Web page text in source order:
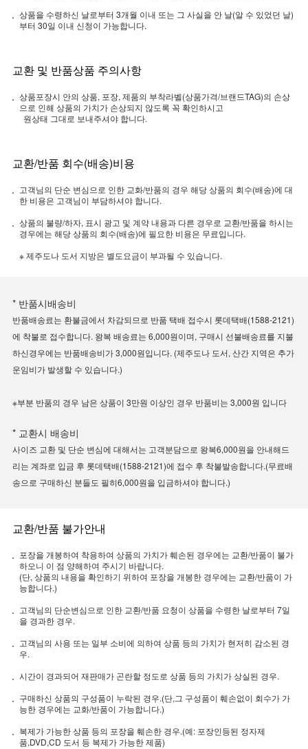
상품을 수령하신 날로부터 3개월 이내 또는 그 사실을 안 날(알 수 있었던 날)
부터 30일 이내 신청이 가능합니다.
교환 및 반품상품 주의사항
상품포장시 안의 상품, 포장, 제품의 부착라벨(상품가격/브랜드TAG)의 손상
으로 인해 상품의 가치가 손상되지 않도록 꼭 확인하시고
원상태 그대로 보내주셔야 합니다.
교환/반품 회수(배송)비용
고객님의 단순 변심으로 인한 교화/반품의 경우 해당 상품의 회수(배송)에 대
한 비용은 고객님이 부담하셔야 합니다.
상품의 불량/하자, 표시 광고 및 계약 내용과 다른 경우로 교환/반품을 하시는
경우에는 해당 상품의 회수(배송)에 필요한 비용은 무료입니다.
※ 제주도나 도서 지방은 별도요금이 부과될 수 있습니다.
* 반품시배송비
반품배송료는 환불금에서 차감되므로 반품 택배 접수시 롯데택배(1588-2121)
에 착불로 접수합니다. 왕복 배송료는 6,000원이며, 구매시 선불배송료를 지불
하신경우에는 반품배송비가 3,000원입니다. (제주도나 도서, 산간 지역은 추가
운임비가 발생할 수 있습니다.)
※부분 반품의 경우 남은 상품이 3만원 이상인 경우 반품비는 3,000원 입니다
* 교환시 배송비
사이즈 교환 및 단순 변심에 대해서는 고객분담으로 왕복6,000원을 안내해드
리는 계좌로 입금 후 롯데택배(1588-2121)에 접수 후 착불발송합니다.(무료배
송으로 구매하신 분들도 필히6,000원을 입금하셔야 합니다.)
교환/반품 불가안내
포장을 개봉하여 착용하여 상품의 가치가 훼손된 경우에는 교환/반품이 불가
하오니 이 점 양해하여 주시기 바랍니다.
(단, 상품의 내용을 확인하기 위하여 포장을 개봉한 경우에는 교환/반품이 가
능합니다.)
고객님의 단순변심으로 인한 교환/반품 요청이 상품을 수령한 날로부터 7일
을 경과한 경우.
고객님의 사용 또는 일부 소비에 의하여 상품 등의 가치가 현저히 감소된 경
우.
시간이 경과되어 재판매가 곤란할 정도로 상품 등의 가치가 상실된 경우.
구매하신 상품의 구성품이 누락된 경우.(단,그 구성품이 훼손없이 회수가 가
능한 경우에는 교화/반품이 가능합니다.)
복제가 가능한 상품 등의 포장을 훼손한 경우.(예: 포장인등된 정자제
품,DVD,CD 도서 등 복제가 가능한 제품)